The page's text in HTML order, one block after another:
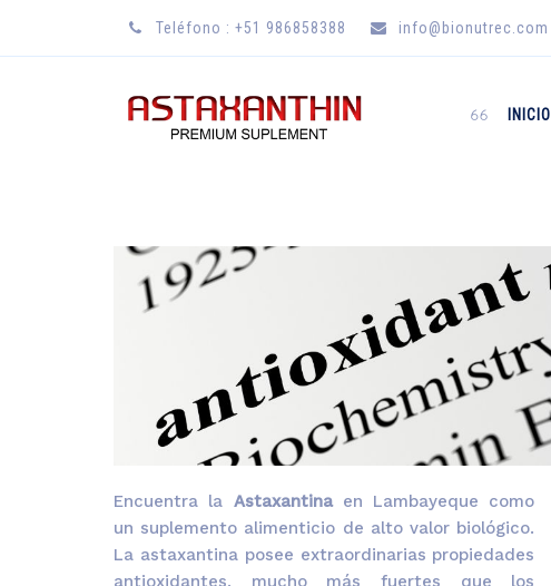
Teléfono : +51 986858388 info@bionutrec.com
INICIO
Encuentra la Astaxantinaen Lambayeque como
un suplemento alimenticio de alto valor biológico.
La astaxantina posee extraordinarias propiedades
antioxidantes, mucho más fuertes que los